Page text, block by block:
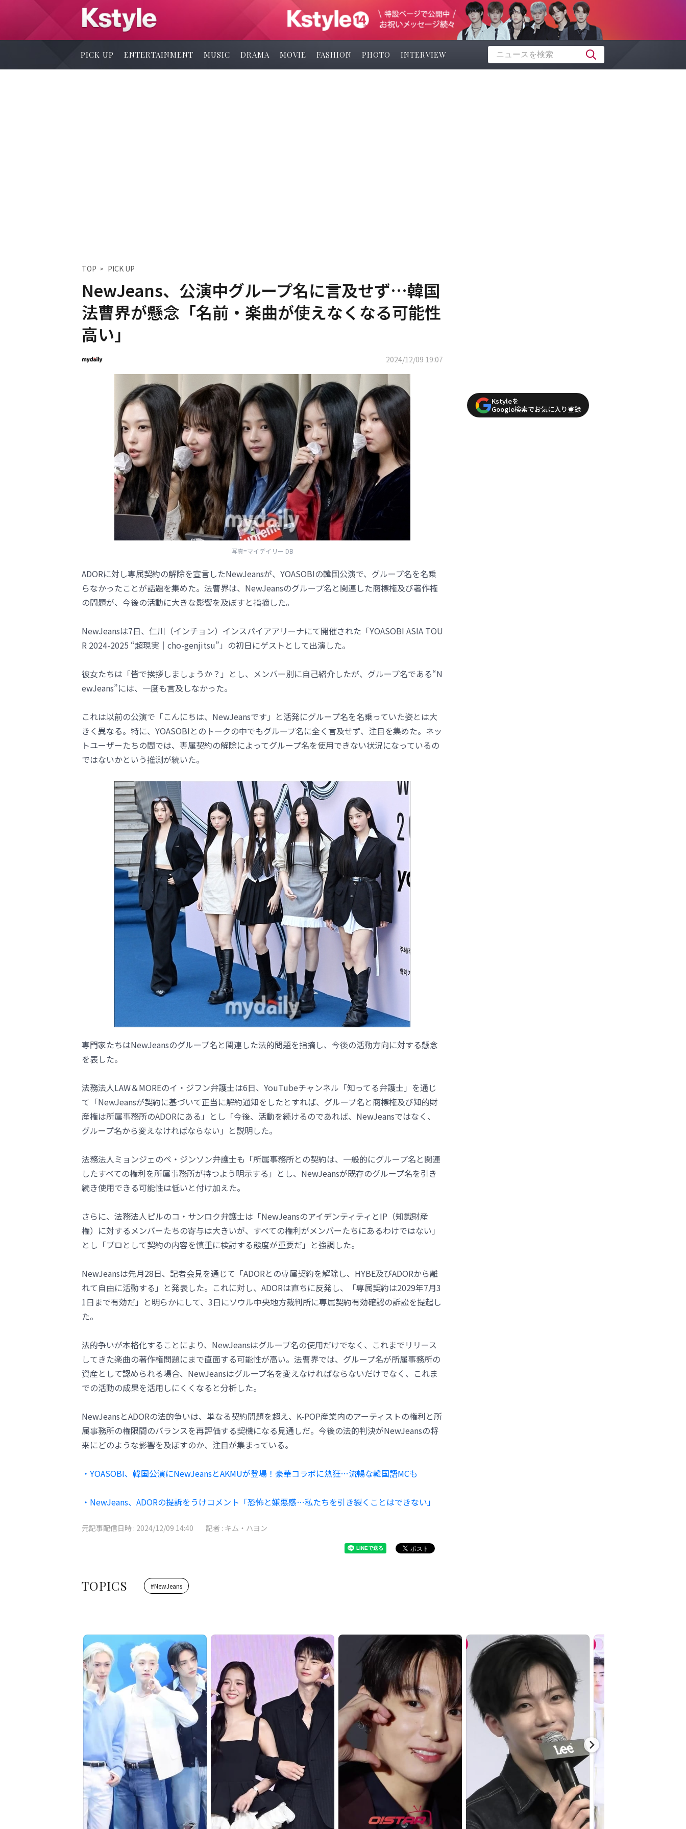
PICK UP ENTERTAINMENT MUSIC DRAMA MOVIE FASHION PHOTO INTERVIEW
TOP PICK UP
NewJeans、公演中グループ名に言及せず…韓国
法曹界が懸念「名前・楽曲が使えなくなる可能性
高い」
2024/12/09 19:07
写真=マイデイリー DB
ADORに対し専属契約の解除を宣言したNewJeansが、YOASOBIの韓国公演で、グループ名を名乗
らなかったことが話題を集めた。法曹界は、NewJeansのグループ名と関連した商標権及び著作権
の問題が、今後の活動に大きな影響を及ぼすと指摘した。
NewJeansは7日、仁川（インチョン）インスパイアアリーナにて開催された「YOASOBI ASIA TOU
R 2024-2025 “超現実｜cho-genjitsu”」の初日にゲストとして出演した。
彼女たちは「皆で挨拶しましょうか？」とし、メンバー別に自己紹介したが、グループ名である“N
ewJeans”には、一度も言及しなかった。
これは以前の公演で「こんにちは、NewJeansです」と活発にグループ名を名乗っていた姿とは大
きく異なる。特に、YOASOBIとのトークの中でもグループ名に全く言及せず、注目を集めた。ネッ
トユーザーたちの間では、専属契約の解除によってグループ名を使用できない状況になっているの
ではないかという推測が続いた。
専門家たちはNewJeansのグループ名と関連した法的問題を指摘し、今後の活動方向に対する懸念
を表した。
法務法人LAW＆MOREのイ・ジフン弁護士は6日、YouTubeチャンネル「知ってる弁護士」を通じ
て「NewJeansが契約に基づいて正当に解約通知をしたとすれば、グループ名と商標権及び知的財
産権は所属事務所のADORにある」とし「今後、活動を続けるのであれば、NewJeansではなく、
グループ名から変えなければならない」と説明した。
法務法人ミョンジェのペ・ジンソン弁護士も「所属事務所との契約は、一般的にグループ名と関連
したすべての権利を所属事務所が持つよう明示する」とし、NewJeansが既存のグループ名を引き
続き使用できる可能性は低いと付け加えた。
さらに、法務法人ピルのコ・サンロク弁護士は「NewJeansのアイデンティティとIP（知識財産
権）に対するメンバーたちの寄与は大きいが、すべての権利がメンバーたちにあるわけではない」
とし「プロとして契約の内容を慎重に検討する態度が重要だ」と強調した。
NewJeansは先月28日、記者会見を通じて「ADORとの専属契約を解除し、HYBE及びADORから離
れて自由に活動する」と発表した。これに対し、ADORは直ちに反発し、「専属契約は2029年7月3
1日まで有効だ」と明らかにして、3日にソウル中央地方裁判所に専属契約有効確認の訴訟を提起し
た。
法的争いが本格化することにより、NewJeansはグループ名の使用だけでなく、これまでリリース
してきた楽曲の著作権問題にまで直面する可能性が高い。法曹界では、グループ名が所属事務所の
資産として認められる場合、NewJeansはグループ名を変えなければならないだけでなく、これま
での活動の成果を活用しにくくなると分析した。
NewJeansとADORの法的争いは、単なる契約問題を超え、K-POP産業内のアーティストの権利と所
属事務所の権限間のバランスを再評価する契機になる見通しだ。今後の法的判決がNewJeansの将
来にどのような影響を及ぼすのか、注目が集まっている。
・YOASOBI、韓国公演にNewJeansとAKMUが登場！豪華コラボに熱狂…流暢な韓国語MCも
・NewJeans、ADORの提訴をうけコメント「恐怖と嫌悪感…私たちを引き裂くことはできない」
元記事配信日時 : 2024/12/09 14:40 記者 : キム・ハヨン
TOPICS #NewJeans
Kstyleを
Google検索でお気に入り登録